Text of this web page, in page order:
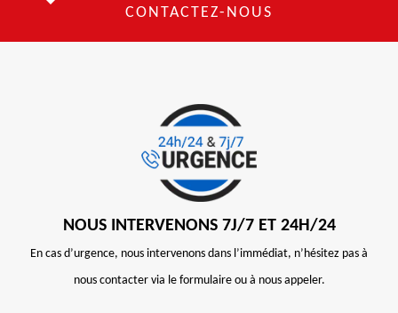
CONTACTEZ-NOUS
NOUS INTERVENONS 7J/7 ET 24H/24
En cas d’urgence, nous intervenons dans l’immédiat, n’hésitez pas à
nous contacter via le formulaire ou à nous appeler.